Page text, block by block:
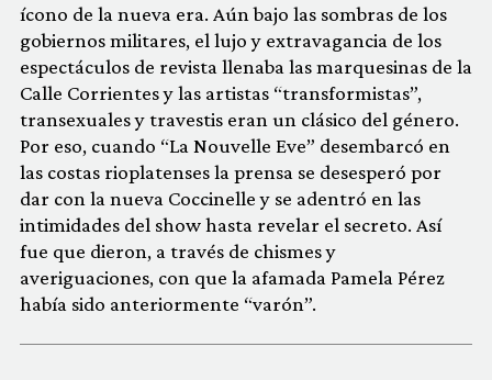
ícono de la nueva era. Aún bajo las sombras de los
gobiernos militares, el lujo y extravagancia de los
espectáculos de revista llenaba las marquesinas de la
Calle Corrientes y las artistas “transformistas”,
transexuales y travestis eran un clásico del género.
Por eso, cuando “La Nouvelle Eve” desembarcó en
las costas rioplatenses la prensa se desesperó por
dar con la nueva Coccinelle y se adentró en las
intimidades del show hasta revelar el secreto. Así
fue que dieron, a través de chismes y
averiguaciones, con que la afamada Pamela Pérez
había sido anteriormente “varón”.